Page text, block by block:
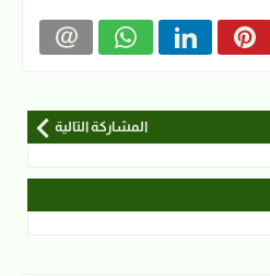
المشاركة التالية